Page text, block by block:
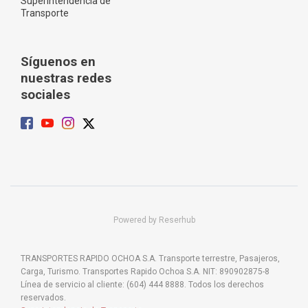
Transporte
Síguenos en
nuestras redes
sociales
Powered by Reserhub
TRANSPORTES RAPIDO OCHOA S.A. Transporte terrestre, Pasajeros,
Carga, Turismo. Transportes Rapido Ochoa S.A. NIT: 890902875-8
Línea de servicio al cliente: (604) 444 8888. Todos los derechos
reservados.